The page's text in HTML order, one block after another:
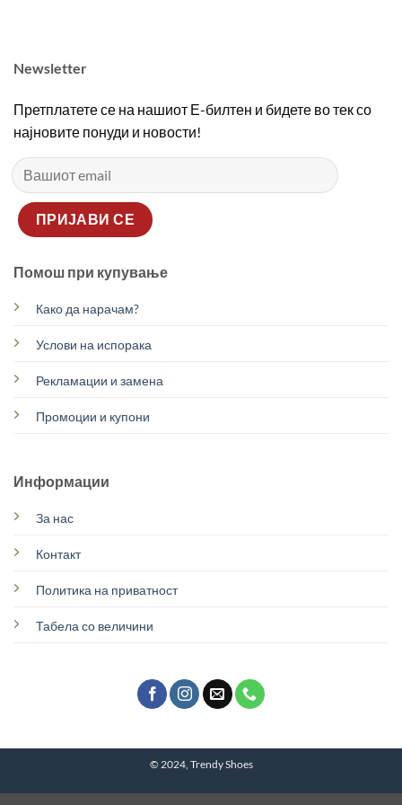
Newsletter
Претплатете се на нашиот Е-билтен и бидете во тек со
најновите понуди и новости!
Помош при купување
Како да нарачам?
Услови на испорака
Рекламации и замена
Промоции и купони
Информации
За нас
Контакт
Политика на приватност
Табела со величини
© 2024, Trendy Shoes